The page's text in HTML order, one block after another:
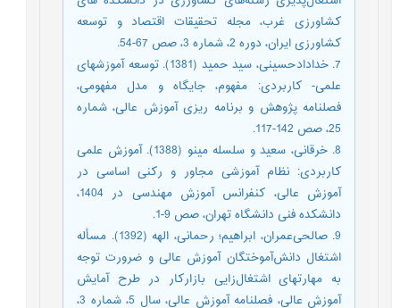
کشاورزی غرب، مجله تحقیقات اقتصاد و توسعه
کشاورزی ایران، دوره 2، شماره 3، صص 67-54.
7. خدادادحسینی، سید حمید (1381). توسعه آموزشهای
علمی- کاربردی: مفهوم، جایگاه و مدل مفهومی،
فصلنامه پژوهش و برنامه ریزی آموزش عالی، شماره
25، صص 142-117.
8. خرقانی، سعید و سلسله مینو (1388). آموزش علمی
کاربردی: نظام آموزشی مجاور و رکنی اساسی در
آموزش عالی، کنفرانس آموزش مهندسی در 1404،
دانشکده فنی دانشگاه تهران، صص 9-1.
9. صالحی‌عمران، ابراهیم؛ رحمانی، الهه (1392). مسأله
اشتغال دانش‌آموختگان آموزش عالی و ضرورت توجه
به مهارتهای اشتغال‌زایی بازارکار در طرح آمایش
آموزش عالی، فصلنامه آموزش عالی، سال 5، شماره 3،